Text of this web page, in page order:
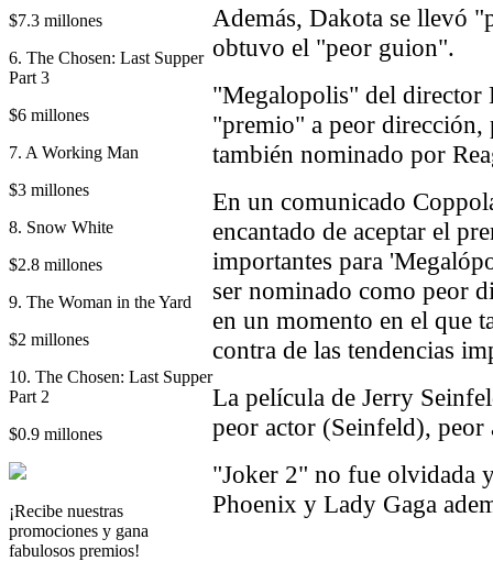
$7.3 millones
6. The Chosen: Last Supper
Part 3
$6 millones
7. A Working Man
$3 millones
8. Snow White
$2.8 millones
9. The Woman in the Yard
$2 millones
10. The Chosen: Last Supper
Part 2
$0.9 millones
¡Recibe nuestras
promociones y gana
fabulosos premios!
Además, Dakota se llevó
obtuvo el "peor guion".
"Megalopolis" del director
"premio" a peor dirección,
también nominado por
En un comunicado
encantado de aceptar el
importantes para
ser nominado como peor
en un momento en el que
contra de las tendencias
La película de Jerry
peor actor (Seinfeld),
"Joker 2" no fue olvidada
Phoenix y Lady Gaga